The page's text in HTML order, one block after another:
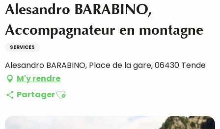
Alesandro BARABINO,
Accompagnateur en montagne
SERVICES
Alesandro BARABINO, Place de la gare, 06430 Tende
M'y rendre
PartagerAjouter aux favoris